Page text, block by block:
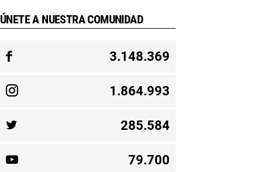
ÚNETE A NUESTRA COMUNIDAD
3.148.369
1.864.993
285.584
79.700